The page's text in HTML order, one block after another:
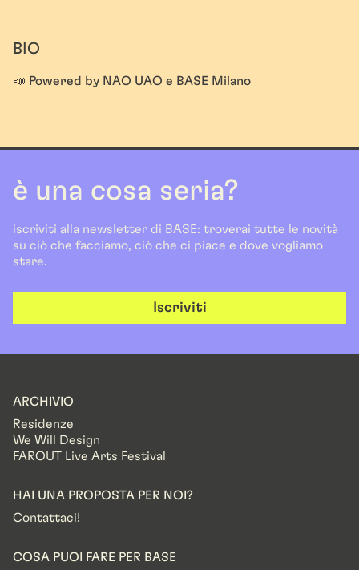
BIO
📣 Powered by NAO UAO e BASE Milano
è una cosa seria?
iscriviti alla newsletter di BASE: troverai tutte le novità
su ciò che facciamo, ciò che ci piace e dove vogliamo
stare.
Iscriviti
ARCHIVIO
Residenze
We Will Design
FAROUT Live Arts Festival
HAI UNA PROPOSTA PER NOI?
Contattaci!
COSA PUOI FARE PER BASE